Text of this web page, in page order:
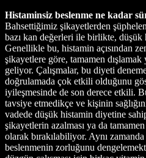
Histaminsiz beslenme ne kadar
Bahsettiğimiz şikayetlerden
bazı kan değerleri ile birlikte,
Genellikle bu, histamin açısından
şikayetlere göre, tamamen dışlamak
geliyor. Çalışmalar, bu diyeti
doğrulamada çok etkili olduğunu
iyileşmesinde de son derece etkili.
tavsiye etmedikçe ve kişinin
vadede düşük histamin diyetine
şikayetlerin azalması ya da
olarak bırakılabiliyor. Aynı
beslenmenin zorluğunu